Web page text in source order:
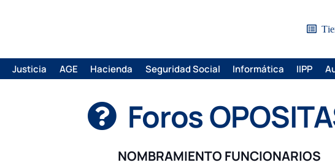
Justicia AGE Hacienda Seguridad Social Informática IIPP
Foros
NOMBRAMIENTO FUNCIONARIOS